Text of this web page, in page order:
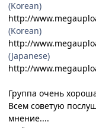
(Korean)
http://
(Korean)
http://
(Japanese)
http://
Группа очень
Всем советую
мнение....